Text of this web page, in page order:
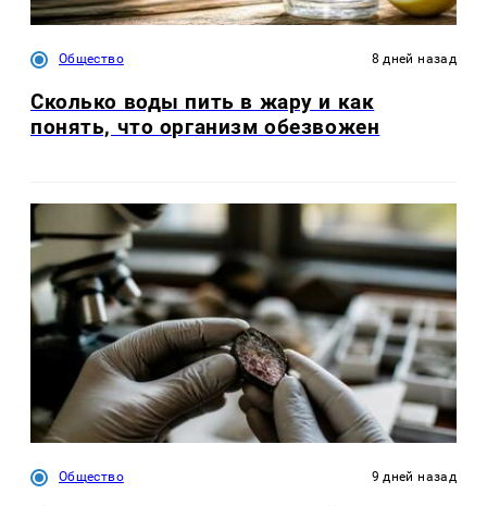
Общество 8 дней назад
Сколько воды пить в жару и как
понять, что организм обезвожен
Общество 9 дней назад